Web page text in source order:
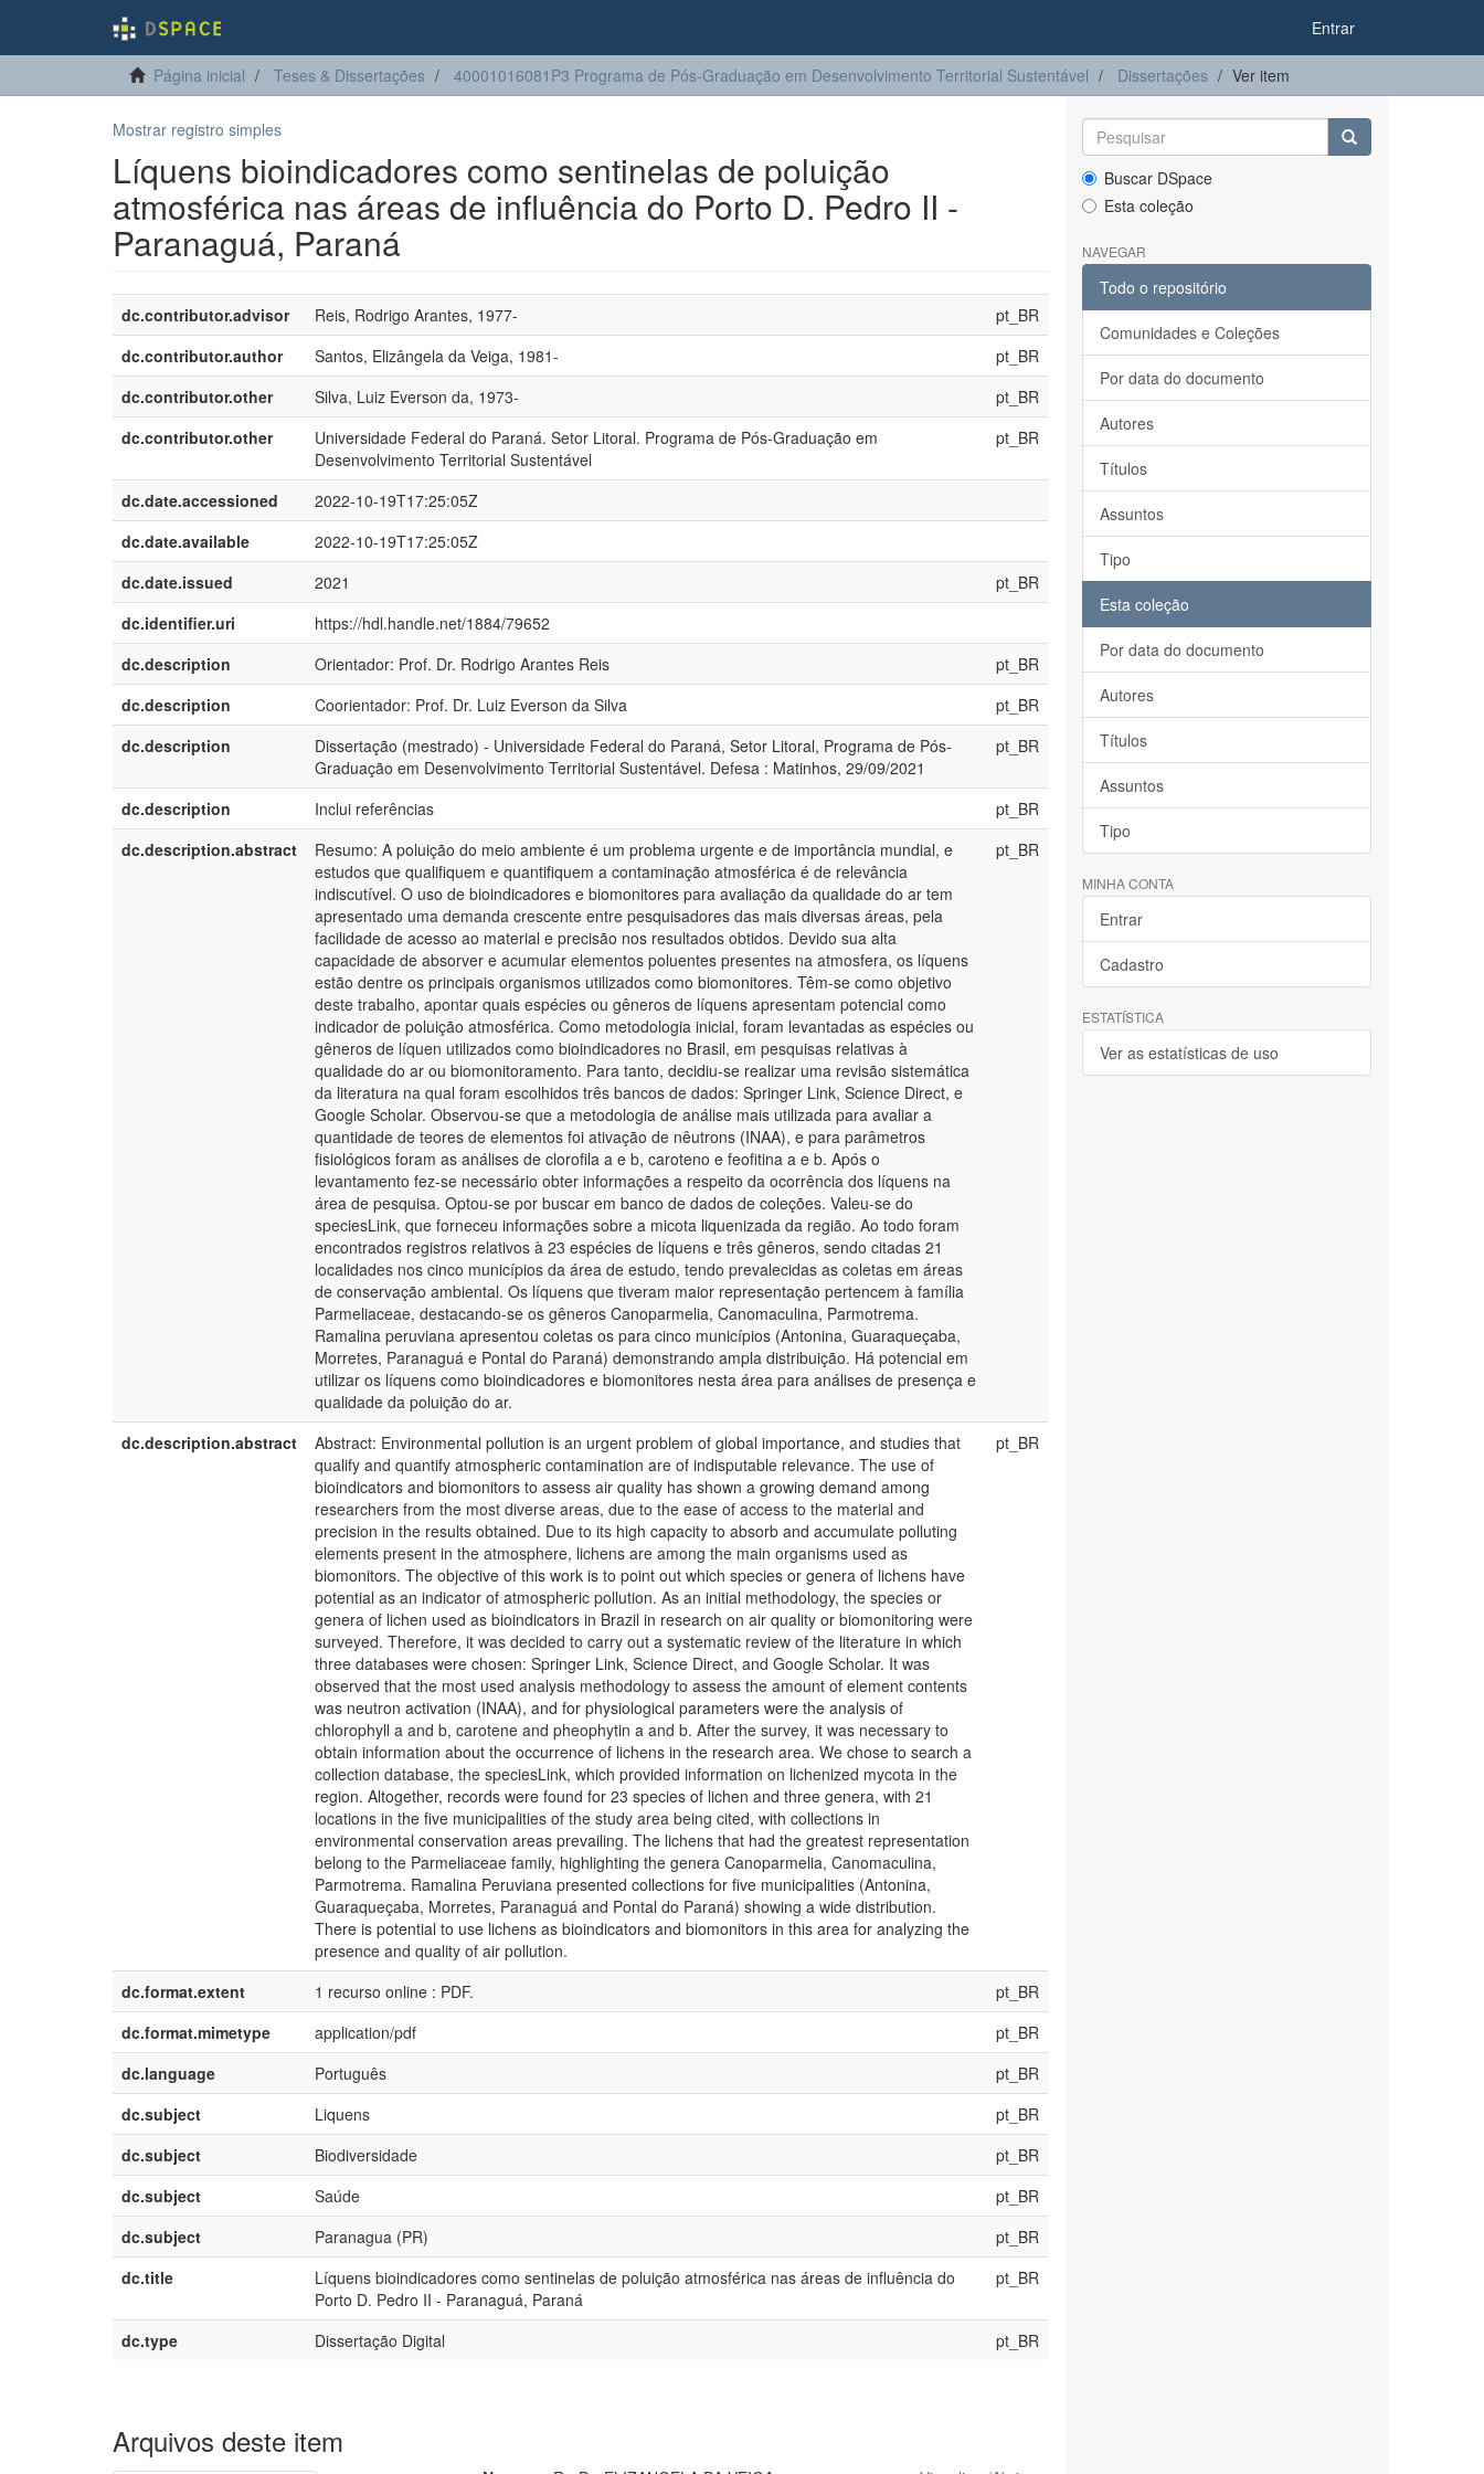
Entrar
Página inicial Teses & Dissertações 40001016081P3 Programa de Pós-Graduação em Desenvolvimento Territorial Sustentável Dissertações Ver item
Mostrar registro simples
Líquens bioindicadores como sentinelas de poluição
atmosférica nas áreas de influência do Porto D. Pedro II -
Paranaguá, Paraná
dc.contributor.advisor Reis, Rodrigo Arantes, 1977-
pt_BR
dc.contributor.author
Santos, Elizângela da Veiga, 1981-
pt_BR
dc.contributor.other
Silva, Luiz Everson da, 1973-
pt_BR
dc.contributor.other
Universidade Federal do Paraná. Setor Litoral. Programa de Pós-Graduação em
Desenvolvimento Territorial Sustentável
pt_BR
dc.date.accessioned
2022-10-19T17:25:05Z
dc.date.available
2022-10-19T17:25:05Z
dc.date.issued
2021
pt_BR
dc.identifier.uri
https://hdl.handle.net/1884/79652
dc.description
Orientador: Prof. Dr. Rodrigo Arantes Reis
pt_BR
dc.description
Coorientador: Prof. Dr. Luiz Everson da Silva
pt_BR
dc.description
Dissertação (mestrado) - Universidade Federal do Paraná, Setor Litoral, Programa de Pós-
Graduação em Desenvolvimento Territorial Sustentável. Defesa : Matinhos, 29/09/2021
pt_BR
dc.description Inclui referências
pt_BR
dc.description.abstract
Resumo: A poluição do meio ambiente é um problema urgente e de importância mundial, e
estudos que qualifiquem e quantifiquem a contaminação atmosférica é de relevância
indiscutível. O uso de bioindicadores e biomonitores para avaliação da qualidade do ar tem
apresentado uma demanda crescente entre pesquisadores das mais diversas áreas, pela
facilidade de acesso ao material e precisão nos resultados obtidos. Devido sua alta
capacidade de absorver e acumular elementos poluentes presentes na atmosfera, os líquens
estão dentre os principais organismos utilizados como biomonitores. Têm-se como objetivo
deste trabalho, apontar quais espécies ou gêneros de líquens apresentam potencial como
indicador de poluição atmosférica. Como metodologia inicial, foram levantadas as espécies ou
gêneros de líquen utilizados como bioindicadores no Brasil, em pesquisas relativas à
qualidade do ar ou biomonitoramento. Para tanto, decidiu-se realizar uma revisão sistemática
da literatura na qual foram escolhidos três bancos de dados: Springer Link, Science Direct, e
Google Scholar. Observou-se que a metodologia de análise mais utilizada para avaliar a
quantidade de teores de elementos foi ativação de nêutrons (INAA), e para parâmetros
fisiológicos foram as análises de clorofila a e b, caroteno e feofitina a e b. Após o
levantamento fez-se necessário obter informações a respeito da ocorrência dos líquens na
área de pesquisa. Optou-se por buscar em banco de dados de coleções. Valeu-se do
speciesLink, que forneceu informações sobre a micota liquenizada da região. Ao todo foram
encontrados registros relativos à 23 espécies de líquens e três gêneros, sendo citadas 21
localidades nos cinco municípios da área de estudo, tendo prevalecidas as coletas em áreas
de conservação ambiental. Os líquens que tiveram maior representação pertencem à família
Parmeliaceae, destacando-se os gêneros Canoparmelia, Canomaculina, Parmotrema.
Ramalina peruviana apresentou coletas os para cinco municípios (Antonina, Guaraqueçaba,
Morretes, Paranaguá e Pontal do Paraná) demonstrando ampla distribuição. Há potencial em
utilizar os líquens como bioindicadores e biomonitores nesta área para análises de presença e
qualidade da poluição do ar.
pt_BR
dc.description.abstract
Abstract: Environmental pollution is an urgent problem of global importance, and studies that
qualify and quantify atmospheric contamination are of indisputable relevance. The use of
bioindicators and biomonitors to assess air quality has shown a growing demand among
researchers from the most diverse areas, due to the ease of access to the material and
precision in the results obtained. Due to its high capacity to absorb and accumulate polluting
elements present in the atmosphere, lichens are among the main organisms used as
biomonitors. The objective of this work is to point out which species or genera of lichens have
potential as an indicator of atmospheric pollution. As an initial methodology, the species or
genera of lichen used as bioindicators in Brazil in research on air quality or biomonitoring were
surveyed. Therefore, it was decided to carry out a systematic review of the literature in which
three databases were chosen: Springer Link, Science Direct, and Google Scholar. It was
observed that the most used analysis methodology to assess the amount of element contents
was neutron activation (INAA), and for physiological parameters were the analysis of
chlorophyll a and b, carotene and pheophytin a and b. After the survey, it was necessary to
obtain information about the occurrence of lichens in the research area. We chose to search a
collection database, the speciesLink, which provided information on lichenized mycota in the
region. Altogether, records were found for 23 species of lichen and three genera, with 21
locations in the five municipalities of the study area being cited, with collections in
environmental conservation areas prevailing. The lichens that had the greatest representation
belong to the Parmeliaceae family, highlighting the genera Canoparmelia, Canomaculina,
Parmotrema. Ramalina Peruviana presented collections for five municipalities (Antonina,
Guaraqueçaba, Morretes, Paranaguá and Pontal do Paraná) showing a wide distribution.
There is potential to use lichens as bioindicators and biomonitors in this area for analyzing the
presence and quality of air pollution.
pt_BR
dc.format.extent 1 recurso online : PDF.
pt_BR
dc.format.mimetype
application/pdf
pt_BR
dc.language
Português
pt_BR
dc.subject
Liquens
pt_BR
dc.subject
Biodiversidade
pt_BR
dc.subject
Saúde
pt_BR
dc.subject
Paranagua (PR)
pt_BR
dc.title
Líquens bioindicadores como sentinelas de poluição atmosférica nas áreas de influência do
Porto D. Pedro II - Paranaguá, Paraná
pt_BR
dc.type Dissertação Digital pt_BR
Arquivos deste item
Buscar DSpace
Esta coleção
NAVEGAR
Todo o repositório
Comunidades e Coleções
Por data do documento
Autores
Títulos
Assuntos
Tipo
Esta coleção
Por data do documento
Autores
Títulos
Assuntos
Tipo
MINHA CONTA
Entrar
Cadastro
ESTATÍSTICA
Ver as estatísticas de uso